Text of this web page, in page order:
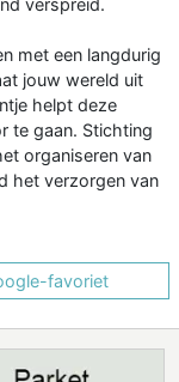
met een langdurig
jouw wereld uit
helpt deze
te gaan. Stichting
organiseren van
het verzorgen van
favoriet